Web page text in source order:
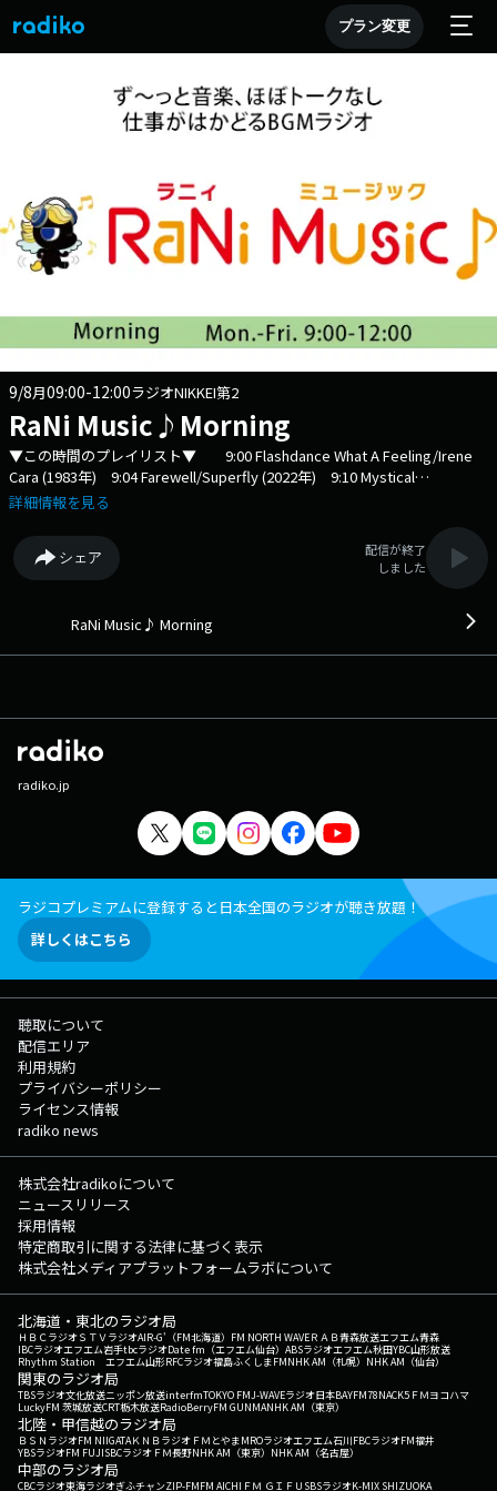
プラン変更
9/8月09:00-12:00ラジオNIKKEI第2
RaNi Music♪Morning
▼この時間のプレイリスト▼ 9:00 Flashdance What A Feeling/Irene
Cara (1983年) 9:04 Farewell/Superfly (2022年) 9:10 Mystical
Magical/Benson Boone (2025年) 9:12 真夜中のドア～Stay With Me/松原
Springsteen (1984年) 9:25 修羅/ヨルシカ (2025年) 9:29 夜空に咲く
花/MEGARYU (2005年) 9:33 Break My Heart/Dua Lipa (2020年) 9:37 5年
後のアイラブユー/TEE (2015年) 9:42 MMMBop/Hanson (1996年) 9:46
(2021年) 9:52 doku/yama (2025年) 9:55 Relationships/HAIM (2025年)
見える丘に/B'z (2000年) 10:30 napori/Vaundy (2020年) 10:33 Cry For
UMBRELLA feat. JAY-Z/Rihanna (2007年) 10:44 部屋とYシャツと私/平松
愛理 (1992年) 10:50 Take Your Love/Olly Murs (2018年) 10:54 マイ・ピ
ュア・レディ/尾崎亜美 (1977年) 10:57 The World/Benny Sings (2022
年) 11:00 コエ/IS:SUE & ☆Taku Takahashi (2025年) 11:04
Illegal/PinkPantheress (2025年) 11:08 向日葵花火/Aile The Shota (2025
年) 11:13 Can't Stop Lovin' You/Van Halen (1995年) 11:17 花束/中島美
嘉 (2015年) 11:21 Bam Bam feat. Ed Sheeran/Camila Cabello (2022年)
11:25 Rise feat. Jack & Jack/Jonas Blue (2018年) 11:29 ギュッと/Little
Glee Monster (2018年) 11:33 Counting Stars/OneRepublic (2013年)
11:37 Zombie Lady/Damiano David (2025年) 11:40 声/羊文学 (2025年)
11:45 Hollow/Stray Kids (2025年) 11:49 マージービートで唄わせて/竹内
まりや (1984年) 11:52 Big Girls Don't Cry (Personal)/Fergie (2007年)
11:56 Lost/yama (2022年) （洋楽：54% 邦楽：43%） この日
の最初のRaNi Music♪へ 次の時間のRaNi Music♪へ その他の楽曲
情報はこちらへ
詳細情報を見る
シェア
配信が終了
しました
RaNi Music♪ Morning
radiko.jp
ラジコプレミアムに登録すると日本全国のラジオが聴き放題！
詳しくはこちら
聴取について
配信エリア
利用規約
プライバシーポリシー
ライセンス情報
radiko news
株式会社radikoについて
ニュースリリース
採用情報
特定商取引に関する法律に基づく表示
株式会社メディアプラットフォームラボについて
北海道・東北のラジオ局
ＨＢＣラジオＳＴＶラジオAIR-G'（FM北海道） FM NORTH WAVEＲＡＢ青森放送エフエム青森
IBCラジオエフエム岩手tbcラジオDate fm（エフエム仙台） ABSラジオエフエム秋田YBC山形放送
Rhythm Station エフエム山形RFCラジオ福島ふくしまFMNHK AM（札幌） NHK AM（仙台）
関東のラジオ局
TBSラジオ文化放送ニッポン放送interfmTOKYO FMJ-WAVEラジオ日本BAYFM78NACK5 ＦＭヨコハマ
LuckyFM 茨城放送CRT栃木放送RadioBerryFM GUNMANHK AM（東京）
北陸・甲信越のラジオ局
ＢＳＮラジオFM NIIGATAＫＮＢラジオ ＦＭとやまMROラジオエフエム石川FBCラジオFM福井
YBSラジオFM FUJISBCラジオ ＦＭ長野NHK AM（東京） NHK AM（名古屋）
中部のラジオ局
CBCラジオ東海ラジオぎふチャンZIP-FMFM AICHI ＦＭ ＧＩＦＵ SBSラジオK-MIX SHIZUOKA